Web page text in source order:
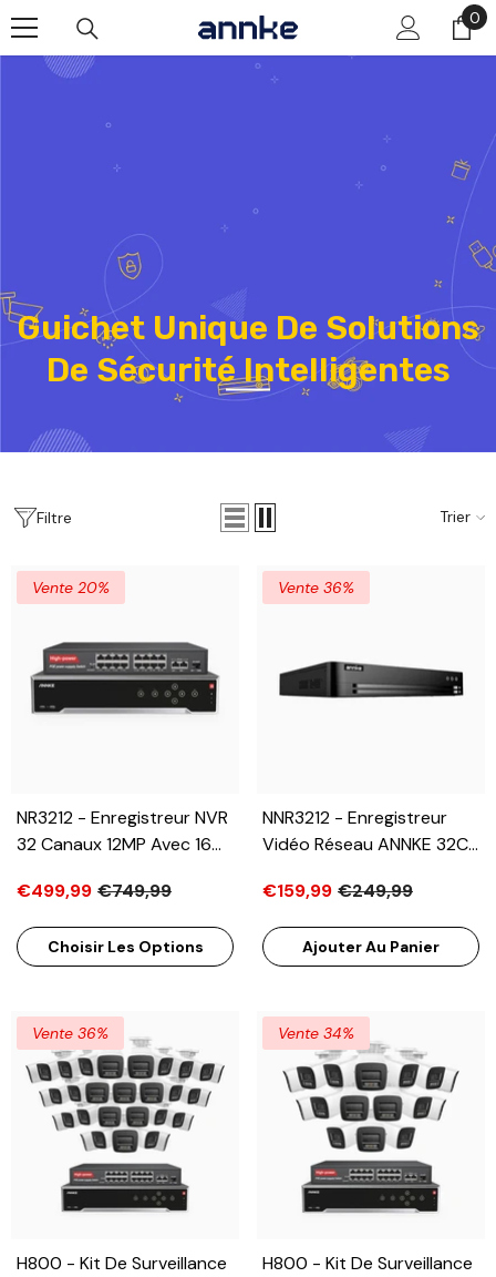
00
Guichet Unique De Solutions
De Sécurité Intelligentes
Filtre Trier
Vente 20%
NR3212 - Enregistreur NVR
32 Canaux 12MP Avec 16
Contenu Vidéo Recherche
D'incendie, H.265+,
Détection De Mouvement,
€499,99 €749,99
Choisir Les Options
Vente 36%
NNR3212 - Enregistreur
Vidéo Réseau ANNKE 32CH
32 Canaux H.265+ Avec
Détection De Mouvement
IA, Compatible Avec Les
La Surveillance
Résidentielle Et
Professionnelle
€159,99 €249,99
Ajouter Au Panier
Vente 36%
H800 - Kit De Surveillance
Vente 34%
H800 - Kit De Surveillance